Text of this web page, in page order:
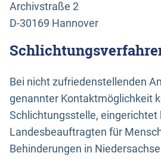
Archivstraße 2
D-30169 Hannover
Bei nicht zufriedenstellenden
genannter Kontaktmöglichkeit
Schlichtungsstelle, eingerichtet
Landesbeauftragten für
Behinderungen in